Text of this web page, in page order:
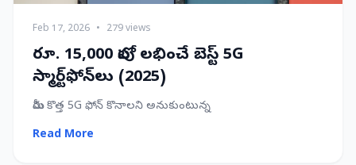
Feb 17, 2026 • 279 views
రూ. 15,000 లోపు లభించే బెస్ట్ 5G
స్మార్ట్‌ఫోన్‌లు (2025)
మీరు కొత్త 5G ఫోన్ కొనాలని అనుకుంటున్న
Read More